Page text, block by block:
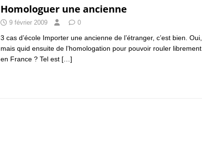
Homologuer une ancienne
9 février 2009 0
3 cas d’école Importer une ancienne de l’étranger, c’est bien. Oui,
mais quid ensuite de l’homologation pour pouvoir rouler librement
en France ? Tel est […]